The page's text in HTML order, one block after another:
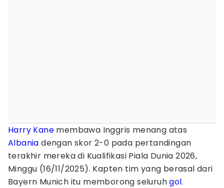
Harry Kane membawa Inggris menang atas
Albania dengan skor 2-0 pada pertandingan
terakhir mereka di Kualifikasi Piala Dunia 2026,
Minggu (16/11/2025). Kapten tim yang berasal dari
Bayern Munich itu memborong seluruhgol.